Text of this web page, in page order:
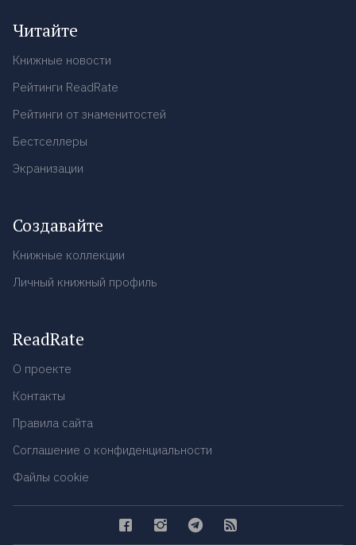
Читайте
Книжные новости
Рейтинги ReadRate
Рейтинги от знаменитостей
Бестселлеры
Экранизации
Создавайте
Книжные коллекции
Личный книжный профиль
ReadRate
О проекте
Контакты
Правила сайта
Соглашение о конфиденциальности
Файлы cookie